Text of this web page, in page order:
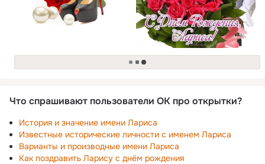
загрузка
Что спрашивают пользователи ОК про открытки?
История и значение имени Лариса
Известные исторические личности с именем Лариса
Варианты и производные имени Лариса
Как поздравить Ларису с днём рождения